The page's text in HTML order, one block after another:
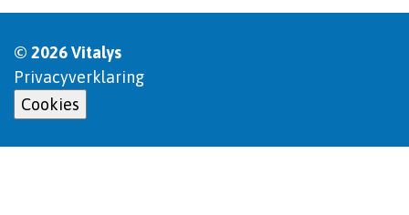
© 2026 Vitalys
Privacyverklaring
Cookies